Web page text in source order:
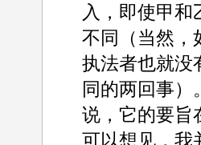
入，即使甲
不同（当然，
执法者也就没
同的两回事）
说，它的要旨
可以想见，我